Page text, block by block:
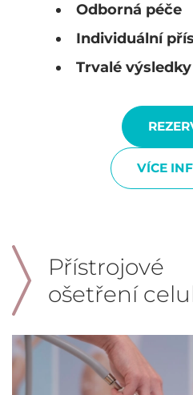
Odborná péče
Individuální
Trvalé výsledky
VÍCE
Přístrojové
ošetření